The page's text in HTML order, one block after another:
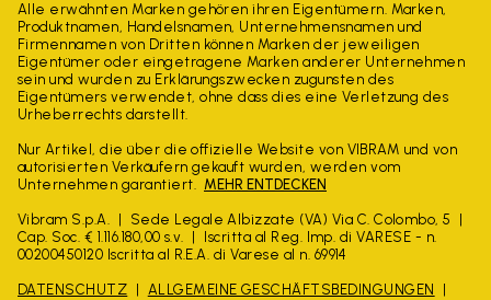
Alle erwähnten Marken gehören ihren Eigentümern. Marken,
Produktnamen, Handelsnamen, Unternehmensnamen und
Firmennamen von Dritten können Marken der jeweiligen
Eigentümer oder eingetragene Marken anderer Unternehmen
sein und wurden zu Erklärungszwecken zugunsten des
Eigentümers verwendet, ohne dass dies eine Verletzung des
Urheberrechts darstellt.
Nur Artikel, die über die offizielle Website von VIBRAM und von
autorisierten Verkäufern gekauft wurden, werden vom
Unternehmen garantiert. MEHR ENTDECKEN
Vibram S.p.A.
Sede Legale Albizzate (VA) Via C. Colombo, 5
Cap. Soc. € 1.116.180,00 s.v.
Iscritta al Reg. Imp. di VARESE - n.
00200450120 Iscritta al R.E.A. di Varese al n. 69914
DATENSCHUTZ
ALLGEMEINE GESCHÄFTSBEDINGUNGEN